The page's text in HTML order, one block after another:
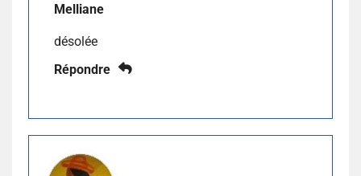
Melliane
désolée
Répondre